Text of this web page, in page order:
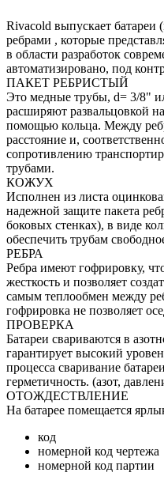
Rivacold выпускает
ребрами , которые
в области разработок
автоматизировано, под
ПАКЕТ РЕБРИСТЫЙ
Это медные трубы, d= 3/8"
расширяют развальцовкой
помощью кольца. Между
расстояние и,
сопротивлению
трубами.
КОЖУХ
Исполнен из листа
надежной защите пакета
боковых стенках), в виде
обеспечить трубам
РЕБРА
Ребра имеют гофрировку,
жесткость и позволяет
самым теплообмен между
гофрировка не позволяет
ПРОВЕРКА
Батареи свариваются в
гарантирует высокий
процесса сваривание
герметичность. (азот,
ОТОЖДЕСТВЛЕНИЕ
На батарее помещается
код
номерной код чертежа
номерной код партии